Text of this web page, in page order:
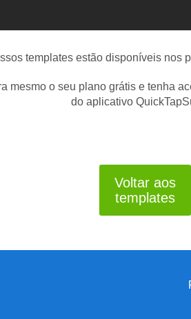
templates estão disponíveis nos
mesmo o seu plano grátis e tenha
do aplicativo
Voltar aos
templates